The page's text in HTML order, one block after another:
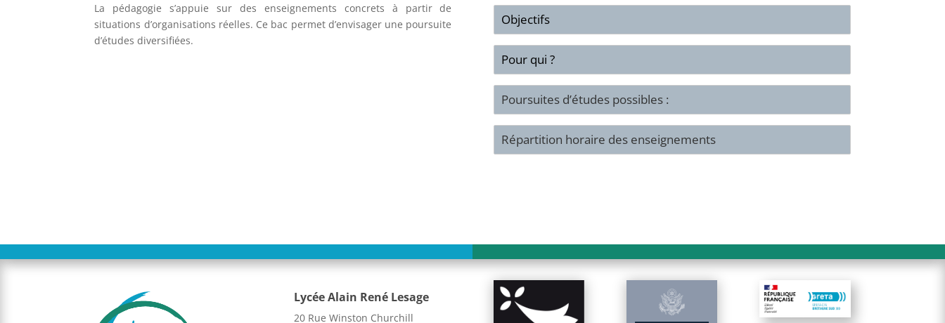
La pédagogie s’appuie sur des enseignements concrets à partir de
situations d’organisations réelles. Ce bac permet d’envisager une poursuite
d’études diversifiées.
Objectifs
Pour qui ?
Poursuites d’études possibles :
Répartition horaire des enseignements
Lycée Alain René Lesage
20 Rue Winston Churchill